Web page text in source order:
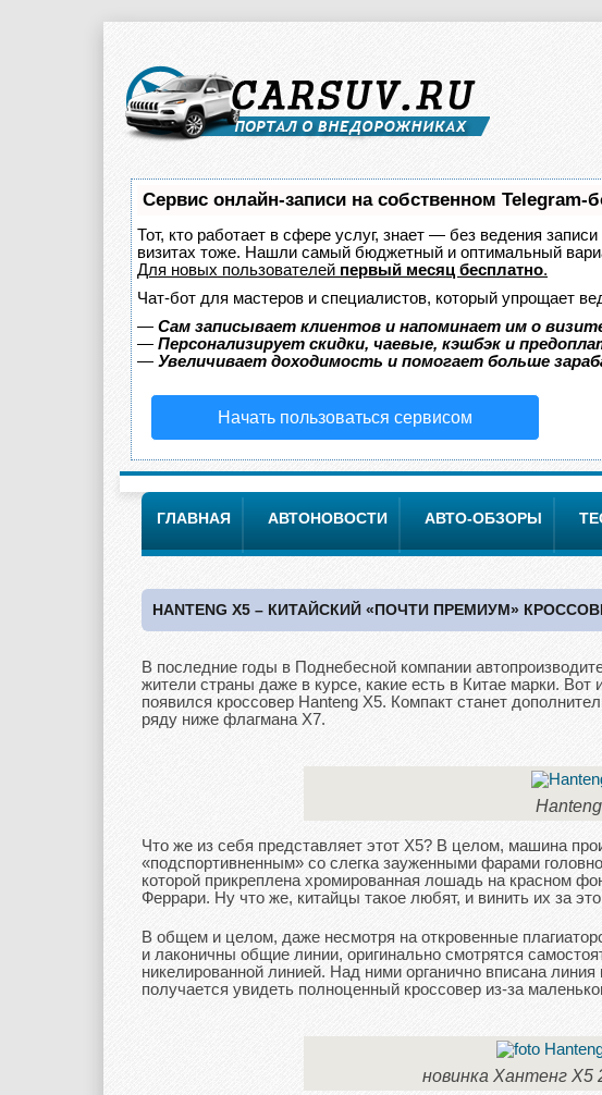
Сервис онлайн-записи на собственном Telegram-
Тот, кто работает в сфере услуг, знает — без ведения
визитах тоже. Нашли самый бюджетный и оптимальный
Для новых пользователей первый месяц бесплатно.
Чат-бот для мастеров и специалистов, который упрощает
— Сам записывает клиентов и напоминает им о
— Персонализирует скидки, чаевые, кэшбэк и
— Увеличивает доходимость и помогает больше
Начать пользоваться сервисом
ГЛАВНАЯ АВТОНОВОСТИ АВТО-ОБЗОРЫ
HANTENG X5 – КИТАЙСКИЙ «ПОЧТИ ПРЕМИУМ»
В последние годы в Поднебесной компании
жители страны даже в курсе, какие есть в Китае марки. Вот
появился кроссовер Hanteng X5. Компакт станет
ряду ниже флагмана X7.
Что же из себя представляет этот X5? В целом, машина
«подспортивненным» со слегка зауженными фарами
которой прикреплена хромированная лошадь на красном
Феррари. Ну что же, китайцы такое любят, и винить их за это
В общем и целом, даже несмотря на откровенные
и лаконичны общие линии, оригинально смотрятся
никелированной линией. Над ними органично вписана
получается увидеть полноценный кроссовер из-за
новинка Хантенг Х5